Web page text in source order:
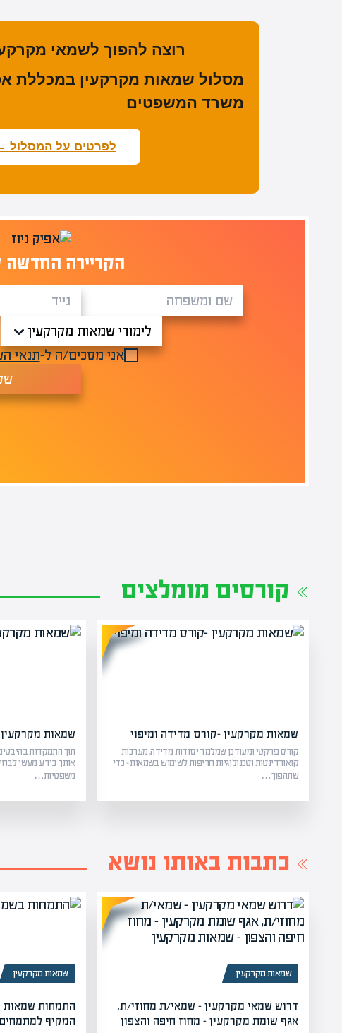
רוצה להפוך לשמאי
מסלול שמאות מקרקעין במכללת
משרד המשפטים
לפרטים על המסלול
הקריירה החדשה
אני מסכים/ה ל-תנאי
קורסים מומלצים
שמאות מקרקעין -קורס מדידה ומיפוי
קורס פרקטי ומעודכן שמלמד יסודות מדידה, מערכות
קואורדינטות וטכנולוגיות חריפות לשימוש בשמאות – כדי
שתהפוך…
שמאות מקרקעין
תוך התמקדות
אותך בידע מעשי
משפטיות…
כתבות באותו נושא
שמאות מקרקעין
דרוש שמאי מקרקעין – שמאי/ת מחוזי/ת,
אגף שומת מקרקעין – מחוז חיפה והצפון
שמאות מקרקעין
התמחות שמאות
המקיף למתמחים 2025